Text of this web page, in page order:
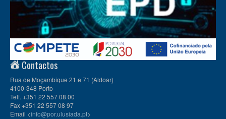
Contactos
Rua de Moçambique 21 e 71 (Aldoar)
4100-348 Porto
Telf. +351 22 557 08 00
Fax +351 22 557 08 97
Email <info@por.ulusiada.pt>